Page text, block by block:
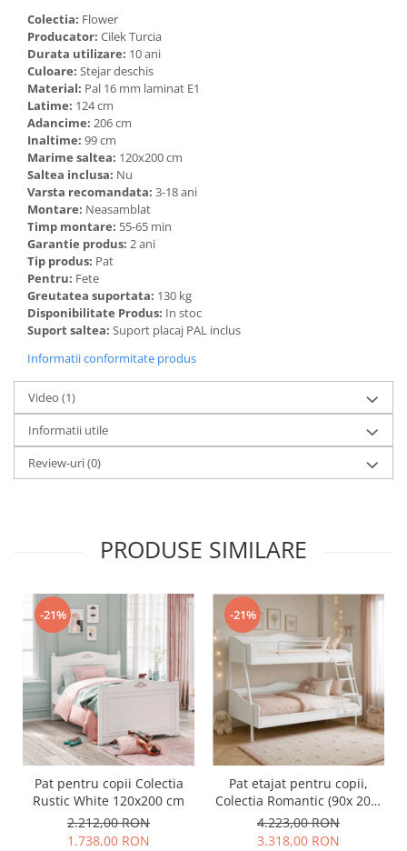
Colectia: Flower
Producator: Cilek Turcia
Durata utilizare: 10 ani
Culoare: Stejar deschis
Material: Pal 16 mm laminat E1
Latime: 124 cm
Adancime: 206 cm
Inaltime: 99 cm
Marime saltea: 120x200 cm
Saltea inclusa: Nu
Varsta recomandata: 3-18 ani
Montare: Neasamblat
Timp montare: 55-65 min
Garantie produs: 2 ani
Tip produs: Pat
Pentru: Fete
Greutatea suportata: 130 kg
Disponibilitate Produs: In stoc
Suport saltea: Suport placaj PAL inclus
Informatii conformitate produs
Video (1)
Informatii utile
Review-uri(0)
PRODUSE SIMILARE
-21%
Pat pentru copii Colectia
Rustic White 120x200 cm
2.212,00 RON
1.738,00 RON
-21%
Pat etajat pentru copii,
Colectia Romantic (90x 200-
120x200 cm)
4.223,00 RON
3.318,00 RON